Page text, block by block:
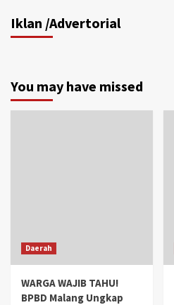
Iklan /Advertorial
You may have missed
Daerah
WARGA WAJIB TAHU!
BPBD Malang Ungkap